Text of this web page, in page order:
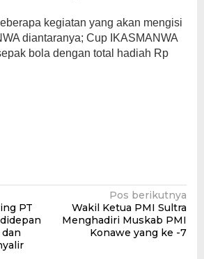
kegiatan yang akan mengisi
diantaranya; Cup IKASMANWA
bola dengan total hadiah Rp
PT
Pos berikutnya
Wakil Ketua PMI Sultra
Menghadiri Muskab PMI
Konawe yang ke -7